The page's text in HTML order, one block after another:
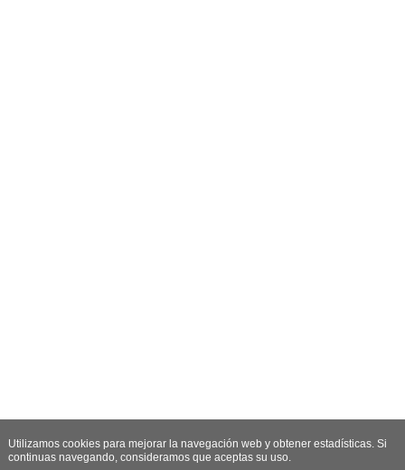
Utilizamos cookies para mejorar la navegación web y obtener estadísticas. Si
continuas navegando, consideramos que aceptas su uso.